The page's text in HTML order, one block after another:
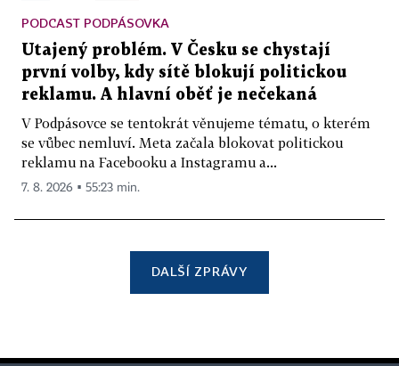
PODCAST PODPÁSOVKA
Utajený problém. V Česku se chystají
první volby, kdy sítě blokují politickou
reklamu. A hlavní oběť je nečekaná
V Podpásovce se tentokrát věnujeme tématu, o kterém
se vůbec nemluví. Meta začala blokovat politickou
reklamu na Facebooku a Instagramu a...
7. 8. 2026 ▪ 55:23 min.
DALŠÍ ZPRÁVY